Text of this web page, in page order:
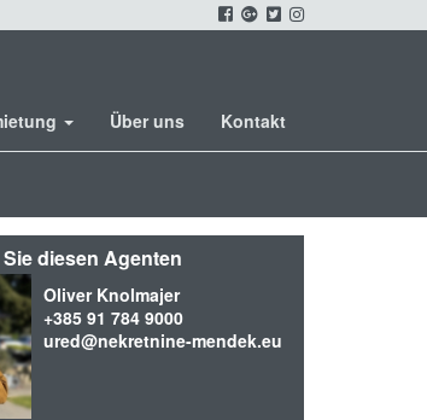
Über uns Kontakt
diesen Agenten
Oliver Knolmajer
+385 91 784 9000
ured@nekretnine-mendek.eu